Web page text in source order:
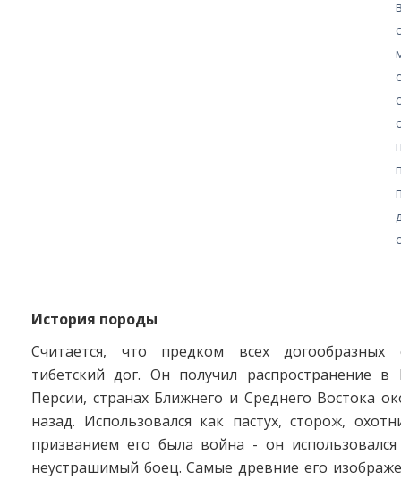
История породы
Считается, что предком всех догообразных
тибетский дог. Он получил распространение
Персии, странах Ближнего и Среднего Востока
назад. Использовался как пастух, сторож,
призванием его была война - он
неустрашимый боец. Самые древние его